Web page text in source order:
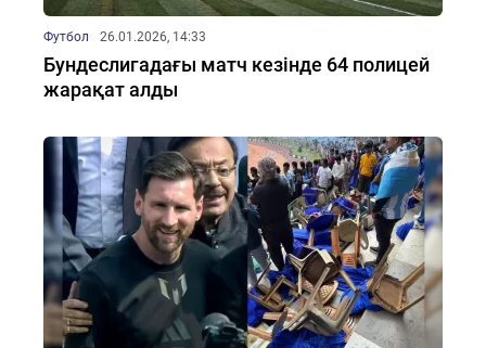
Футбол 26.01.2026, 14:33
Бундеслигадағы матч кезінде 64 полицей
жарақат алды